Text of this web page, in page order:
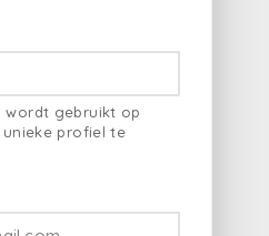
wordt gebruikt op
profiel te